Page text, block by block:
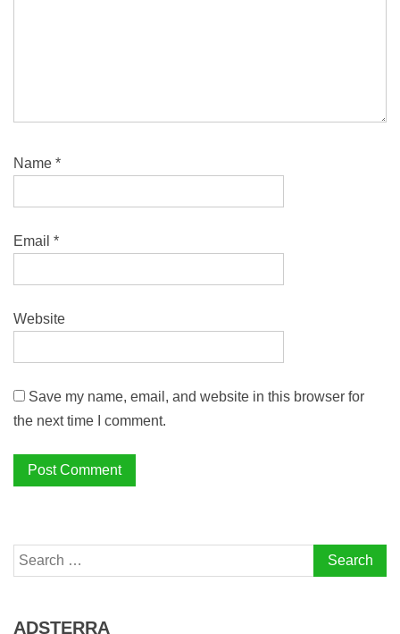
Name *
Email *
Website
Save my name, email, and website in this browser for
the next time I comment.
Search
for:
ADSTERRA